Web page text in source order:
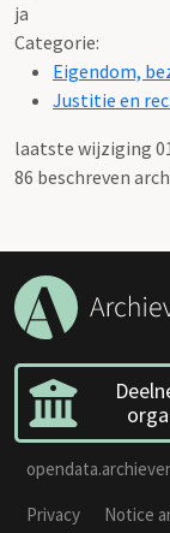
ja
Categorie:
Eigendom,
Justitie en
laatste wijziging
86 beschreven
Privacy
Notice